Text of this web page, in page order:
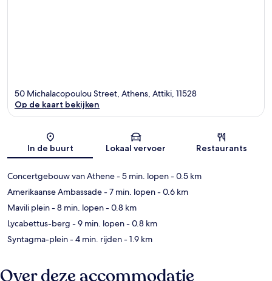
Kaart
50 Michalacopoulou Street, Athens, Attiki, 11528
Op de kaart bekijken
In de buurt Lokaal vervoer Restaurants
Concertgebouw van Athene- 5 min. lopen- 0.5 km
Amerikaanse Ambassade- 7 min. lopen- 0.6 km
Mavili plein- 8 min. lopen- 0.8 km
Lycabettus-berg - 9 min. lopen- 0.8 km
Syntagma-plein- 4 min. rijden- 1.9 km
Over deze accommodatie